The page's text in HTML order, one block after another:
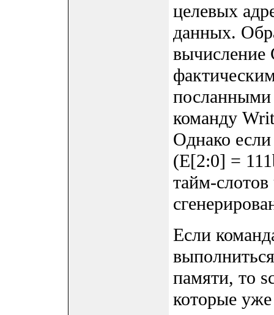
целевых
данных.
вычисление
посланными
команду
Однако
(E[2:0] =
тайм-
Если
памяти, то
которые уже